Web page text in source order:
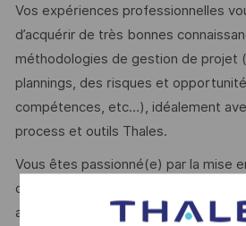
Vos expériences professionnelles
d’acquérir de très bonnes
méthodologies de gestion de projet
plannings, des risques et
compétences, etc…), idéalement
process et outils Thales.
Vous êtes passionné(e) par la mise
composantes de la gestion de
autonome dans l’exploitation des